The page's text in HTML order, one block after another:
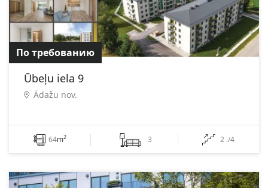
По требованию
Ūbeļu iela 9
Ādažu nov.
64m2 3 2 ./4